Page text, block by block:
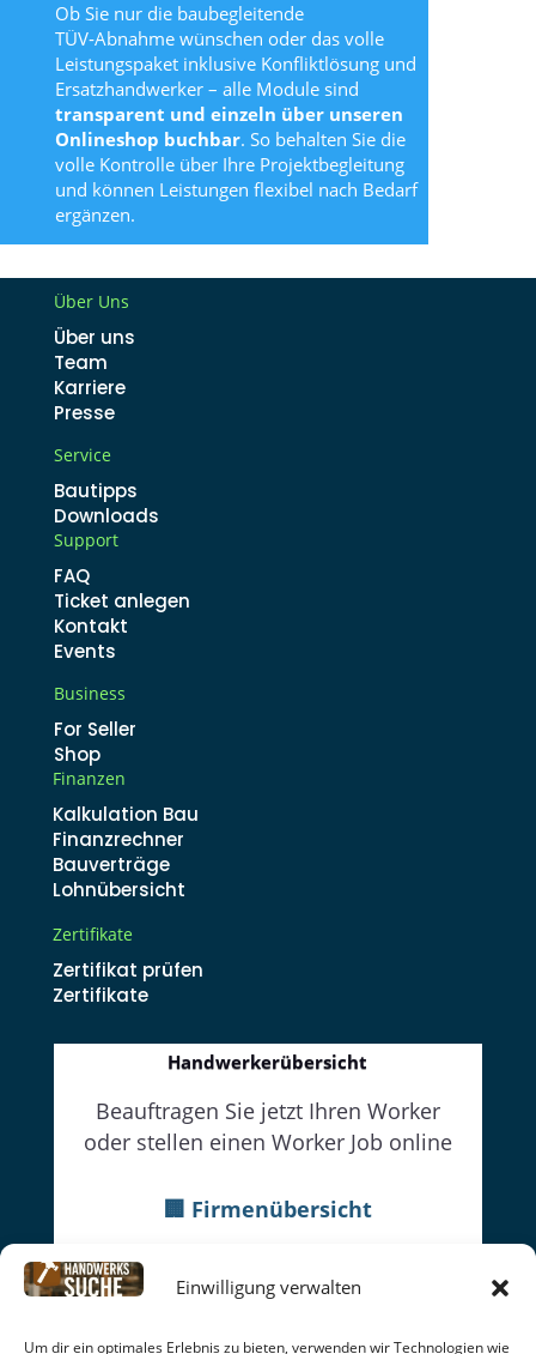
Einwilligung verwalten
Um dir ein optimales Erlebnis zu bieten, verwenden wir Technologien wie
Ob Sie nur die baubegleitende
TÜV‑Abnahme wünschen oder das volle
Leistungspaket inklusive Konfliktlösung und
Ersatzhandwerker – alle Module sind
transparent und einzeln über unseren
Onlineshop buchbar. So behalten Sie die
volle Kontrolle über Ihre Projektbegleitung
und können Leistungen flexibel nach Bedarf
ergänzen.
Über Uns
Über uns
Team
Karriere
Presse
Service
Bautipps
Downloads
Support
FAQ
Ticket anlegen
Kontakt
Events
Business
For Seller
Shop
Finanzen
Kalkulation Bau
Finanzrechner
Bauverträge
Lohnübersicht
Zertifikate
Zertifikat prüfen
Zertifikate
Handwerkerübersicht
Beauftragen Sie jetzt Ihren Worker
oder stellen einen Worker Job online
🏢 Firmenübersicht
👷Worker
Datenschutz |Cookie-Richtlinien|Impressum|